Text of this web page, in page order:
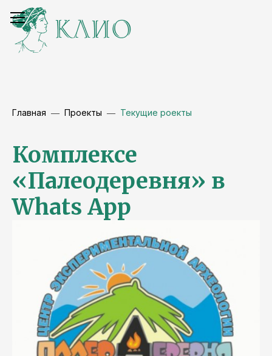
Главная Проекты Текущие роекты
Комплексе
«Палеодеревня» в
Whats App